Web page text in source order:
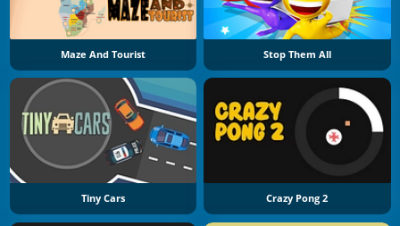
Maze And Tourist Stop Them All
Tiny Cars Crazy Pong 2